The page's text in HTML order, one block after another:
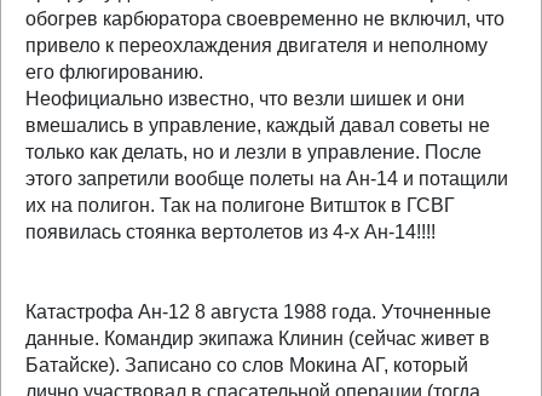
обогрев карбюратора своевременно не включил, что
привело к переохлаждения двигателя и неполному
его флюгированию.
Неофициально известно, что везли шишек и они
вмешались в управление, каждый давал советы не
только как делать, но и лезли в управление. После
этого запретили вообще полеты на Ан-14 и потащили
их на полигон. Так на полигоне Витшток в ГСВГ
появилась стоянка вертолетов из 4-х Ан-14!!!!
Катастрофа Ан-12 8 августа 1988 года. Уточненные
данные. Командир экипажа Клинин (сейчас живет в
Батайске). Записано со слов Мокина АГ, который
лично участвовал в спасательной операции (тогда